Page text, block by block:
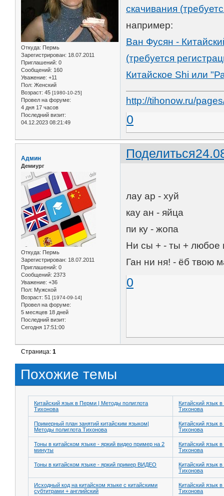
Откуда: Пермь
Зарегистрирован: 18.07.2011
Приглашений: 0
Сообщений: 160
Уважение: +11
Пол: Женский
Возраст: 45 [1980-10-25]
Провел на форуме:
4 дня 17 часов
Последний визит:
04.12.2023 08:21:49
скачивания
например:
Ван Фусян -
(требуется
Китайское Shi или
http://tihonow.ru/
0
Поделиться
Админ
Демиург
Откуда: Пермь
Зарегистрирован: 18.07.2011
Приглашений: 0
Сообщений: 2373
Уважение: +36
Пол: Мужской
Возраст: 51 [1974-09-14]
Провел на форуме:
5 месяцев 18 дней
Последний визит:
Сегодня 17:51:00
лау ар - хуй
кау ан - яйца
пи ку - жопа
Ни сы + - ты + любое
Ган ни ня! - ёб твою
0
Страница:1
Похожие темы
Китайский язык в Перми | Методы полиглота
Тихонова
Китайский язык
Тихонова
Примерный план занятий китайским языком|
Методы полиглота Тихонова
Китайский язык
Тихонова
Тоны в китайском языке - яркий видео пример на 2
минуты
Китайский язык
Тихонова
Тоны в китайском языке - яркий пример ВИДЕО
Китайский язык
Тихонова
Исходный код на китайском языке с китайскими
субтитрами + английский
Китайский язык
Тихонова